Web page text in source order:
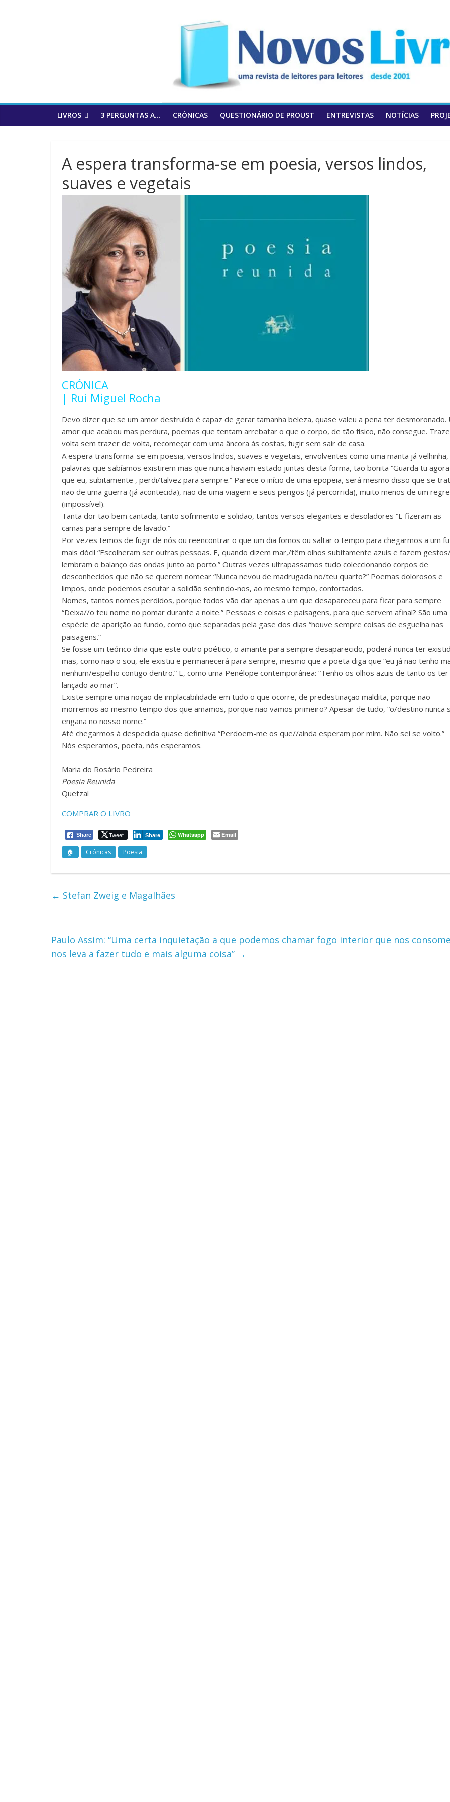
LIVROS 3 PERGUNTAS A… CRÓNICAS QUESTIONÁRIO DE PROUST ENTREVISTAS NOTÍCIAS
A espera transforma-se em poesia, versos lindos,
suaves e vegetais
CRÓNICA
| Rui Miguel Rocha
Devo dizer que se um amor destruído é capaz de gerar tamanha beleza, quase valeu a pena ter desmoronado.
amor que acabou mas perdura, poemas que tentam arrebatar o que o corpo, de tão físico, não consegue.
volta sem trazer de volta, recomeçar com uma âncora às costas, fugir sem sair de casa.
A espera transforma-se em poesia, versos lindos, suaves e vegetais, envolventes como uma manta já velhinha,
palavras que sabíamos existirem mas que nunca haviam estado juntas desta forma, tão bonita “Guarda tu
que eu, subitamente , perdi/talvez para sempre.” Parece o início de uma epopeia, será mesmo disso que se
não de uma guerra (já acontecida), não de uma viagem e seus perigos (já percorrida), muito menos de um
(impossível).
Tanta dor tão bem cantada, tanto sofrimento e solidão, tantos versos elegantes e desoladores “E fizeram as
camas para sempre de lavado.”
Por vezes temos de fugir de nós ou reencontrar o que um dia fomos ou saltar o tempo para chegarmos a um
mais dócil “Escolheram ser outras pessoas. E, quando dizem mar,/têm olhos subitamente azuis e fazem
lembram o balanço das ondas junto ao porto.” Outras vezes ultrapassamos tudo coleccionando corpos de
desconhecidos que não se querem nomear “Nunca nevou de madrugada no/teu quarto?” Poemas dolorosos e
limpos, onde podemos escutar a solidão sentindo-nos, ao mesmo tempo, confortados.
Nomes, tantos nomes perdidos, porque todos vão dar apenas a um que desapareceu para ficar para sempre
“Deixa//o teu nome no pomar durante a noite.” Pessoas e coisas e paisagens, para que servem afinal? São uma
espécie de aparição ao fundo, como que separadas pela gase dos dias “houve sempre coisas de esguelha nas
paisagens.”
Se fosse um teórico diria que este outro poético, o amante para sempre desaparecido, poderá nunca ter
mas, como não o sou, ele existiu e permanecerá para sempre, mesmo que a poeta diga que “eu já não tenho
nenhum/espelho contigo dentro.” E, como uma Penélope contemporânea: “Tenho os olhos azuis de tanto os ter
lançado ao mar”.
Existe sempre uma noção de implacabilidade em tudo o que ocorre, de predestinação maldita, porque não
morremos ao mesmo tempo dos que amamos, porque não vamos primeiro? Apesar de tudo, “o/destino nunca
engana no nosso nome.”
Até chegarmos à despedida quase definitiva “Perdoem-me os que//ainda esperam por mim. Não sei se volto.”
Nós esperamos, poeta, nós esperamos.
Maria do Rosário Pedreira
Poesia Reunida
Quetzal
COMPRAR O LIVRO
Share Tweet Share Whatsapp Email
🏠 Crónicas Poesia
← Stefan Zweig e Magalhães
Paulo Assim: “Uma certa inquietação a que podemos chamar fogo interior que nos
nos leva a fazer tudo e mais alguma coisa” →